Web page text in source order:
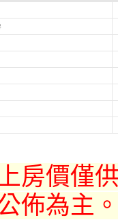
房價僅
佈為主。